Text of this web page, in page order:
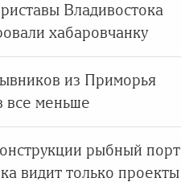
Владивостока
хабаровчанку
из Приморья
все меньше
рыбный порт
видит только проекты